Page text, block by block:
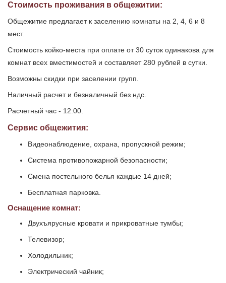
Стоимость проживания в общежитии:
Общежитие предлагает к заселению комнаты на 2, 4, 6 и 8
мест.
Стоимость койко-места при оплате от 30 суток одинакова для
комнат всех вместимостей и составляет 280 рублей в сутки.
Возможны скидки при заселении групп.
Наличный расчет и безналичный без ндс.
Расчетный час - 12:00.
Сервис общежития:
Видеонаблюдение, охрана, пропускной режим;
Система противопожарной безопасности;
Смена постельного белья каждые 14 дней;
Бесплатная парковка.
Оснащение комнат:
Двухъярусные кровати и прикроватные тумбы;
Телевизор;
Холодильник;
Электрический чайник;